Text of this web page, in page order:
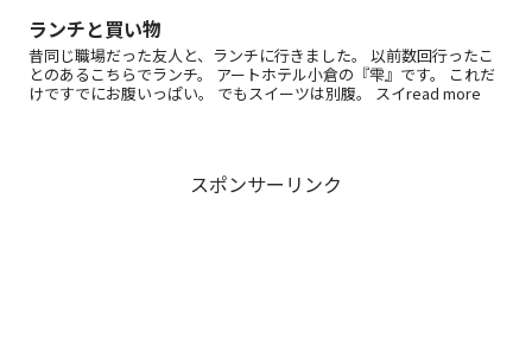
ランチと買い物
昔同じ職場だった友人と、ランチに行きました。 以前数回行ったこ
とのあるこちらでランチ。 アートホテル小倉の『雫』です。 これだ
けですでにお腹いっぱい。 でもスイーツは別腹。 スイread more
スポンサーリンク